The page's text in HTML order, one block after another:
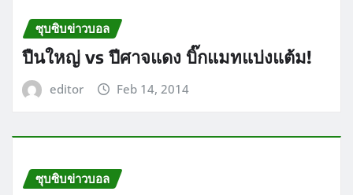
ซุบซิบข่าวบอล
ปืนใหญ่ vs ปีศาจแดง บิ๊กแมทแบ่งแต้ม!
editor Feb 14, 2014
ซุบซิบข่าวบอล